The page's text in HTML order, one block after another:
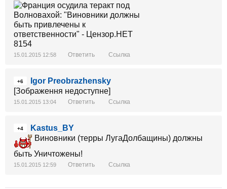
15.01.2015 12:58 Ответить Ссылка
+6
Igor Preobrazhensky
[Зображення недоступне]
15.01.2015 13:04 Ответить Ссылка
+4
Kastus_BY
Виновники (терры ЛугаДолбащины) должны
быть Уничтожены!
15.01.2015 12:59 Ответить Ссылка